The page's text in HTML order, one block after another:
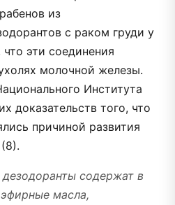
из
с раком груди у
эти соединения
молочной железы.
Института
доказательств того, что
причиной развития
содержат в
масла,